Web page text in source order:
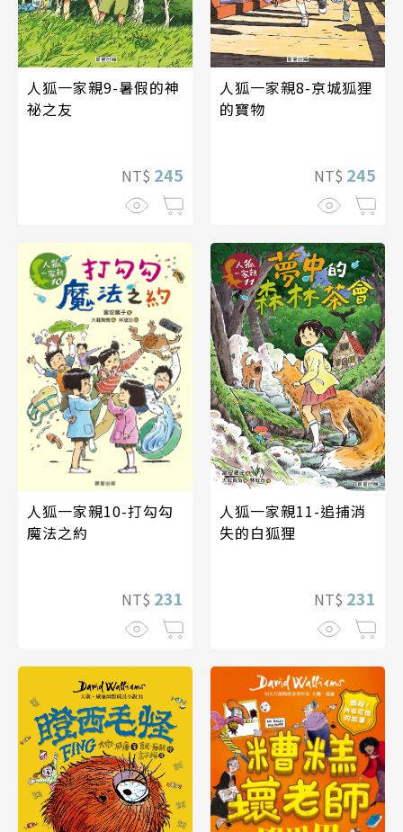
人狐一家親9-暑假的神
祕之友
NT$ 245
人狐一家親8-京城狐狸
的寶物
NT$ 245
人狐一家親10-打勾勾
魔法之約
NT$ 231
人狐一家親11-追捕消
失的白狐狸
NT$ 231